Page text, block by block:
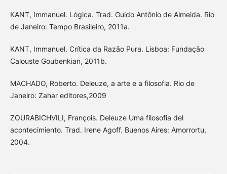
KANT, Immanuel. Lógica. Trad. Guido Antônio de Almeida. Rio
de Janeiro: Tempo Brasileiro, 2011a.
KANT, Immanuel. Crítica da Razão Pura. Lisboa: Fundação
Calouste Goubenkian, 2011b.
MACHADO, Roberto. Deleuze, a arte e a filosofia. Rio de
Janeiro: Zahar editores,2009
ZOURABICHVILI, François. Deleuze Uma filosofia del
acontecimiento. Trad. Irene Agoff. Buenos Aires: Amorrortu,
2004.